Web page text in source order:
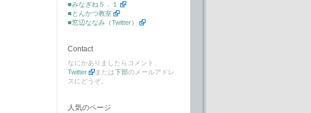
■みなぎね５．１
■とんかつ教室
■窓辺ななみ（Twitter）
Contact
なにかありましたらコメント、
Twitter
または下部のメールアドレ
スにどうぞ。
人気のページ